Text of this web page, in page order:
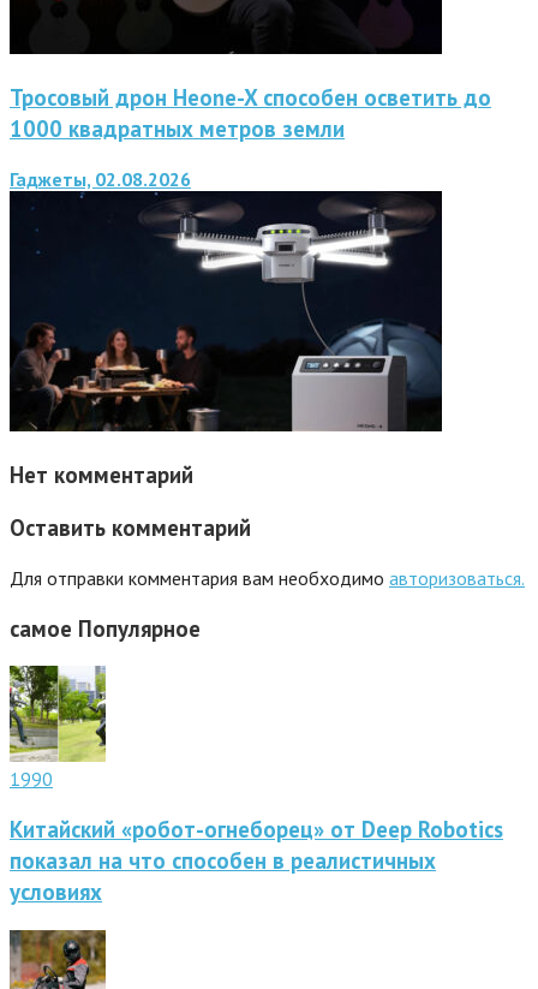
Тросовый дрон Heone-X способен осветить до
1000 квадратных метров земли
Гаджеты, 02.08.2026
Нет комментарий
Оставить комментарий
Для отправки комментария вам необходимо авторизоваться.
самое Популярное
1990
Китайский «робот-огнеборец» от Deep Robotics
показал на что способен в реалистичных
условиях